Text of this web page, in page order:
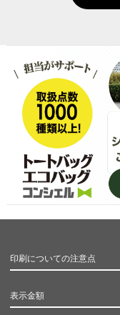
印刷についての注意点
表示金額